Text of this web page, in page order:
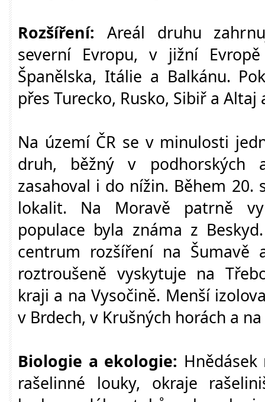
Rozšíření: Areál druhu
severní Evropu, v jižní
Španělska, Itálie a Balkánu.
přes Turecko, Rusko, Sibiř a Altaj
Na území ČR se v minulosti
druh, běžný v podhorských
zasahoval i do nížin. Během
lokalit. Na Moravě patrně
populace byla známa z
centrum rozšíření na Šumavě
roztroušeně vyskytuje na
kraji a na Vysočině. Menší
v Brdech, v Krušných horách a
Biologie a ekologie:
rašelinné louky, okraje